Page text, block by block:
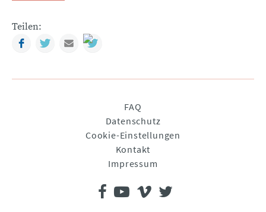
Teilen:
FacebookTwitterMail
FAQ
Datenschutz
Cookie-Einstellungen
Kontakt
Impressum